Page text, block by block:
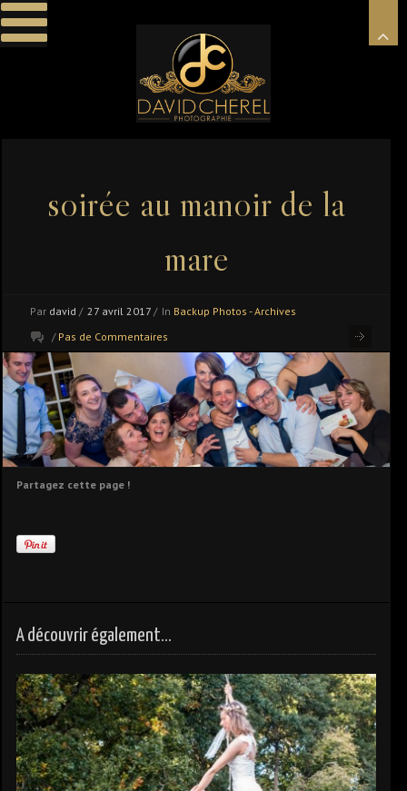
soirée au manoir de la
mare
Par david / 27 avril 2017 / In Backup Photos - Archives
/ Pas de Commentaires
Partagez cette page !
A découvrir également...